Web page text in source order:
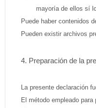
mayoría de ellos sí
Puede haber contenidos
Pueden existir archivos
Preparación de la
La presente declaración
El método empleado